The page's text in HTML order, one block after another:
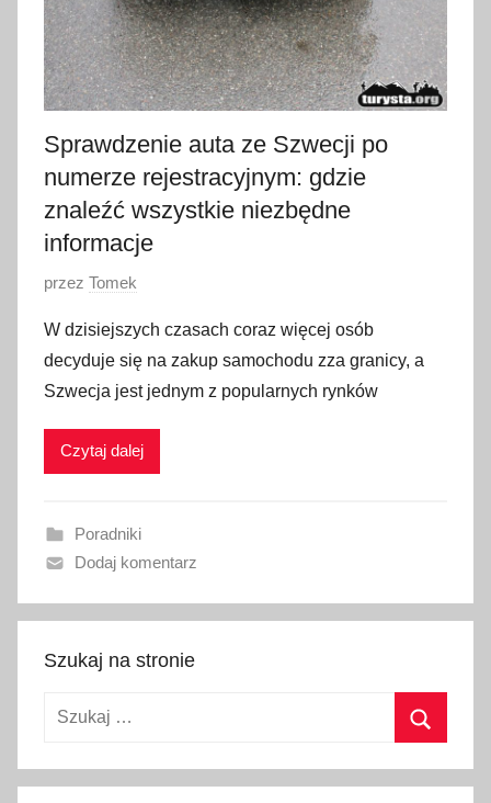
Sprawdzenie auta ze Szwecji po
numerze rejestracyjnym: gdzie
znaleźć wszystkie niezbędne
informacje
O
u
b
l
i
a
n
9
s
z
przez Tomek
W dzisiejszych czasach coraz więcej osób
decyduje się na zakup samochodu zza granicy, a
Szwecja jest jednym z popularnych rynków
Czytaj dalej
Poradniki
Dodaj komentarz
Szukaj na stronie
Szukaj: